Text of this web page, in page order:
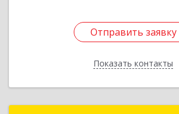
Отправить заявку
Показать контакты
Отправить заявку
Назад